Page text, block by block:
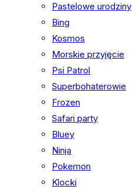
Pastelowe urodziny
Bing
Kosmos
Morskie przyjęcie
Psi Patrol
Superbohaterowie
Frozen
Safari party
Bluey
Ninja
Pokemon
Klocki